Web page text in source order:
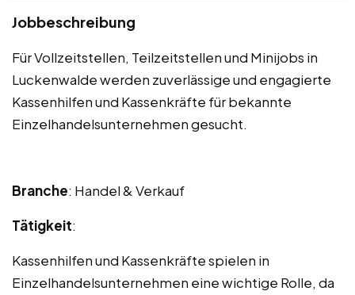
Jobbeschreibung
Für Vollzeitstellen, Teilzeitstellen und Minijobs in
Luckenwalde werden zuverlässige und engagierte
Kassenhilfen und Kassenkräfte für bekannte
Einzelhandelsunternehmen gesucht.
Branche: Handel & Verkauf
Tätigkeit:
Kassenhilfen und Kassenkräfte spielen in
Einzelhandelsunternehmen eine wichtige Rolle, da